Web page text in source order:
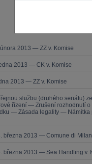
2013 — ZZ v. Komise
2013 — CK v. Komise
2013 — ZZ v. Komise
službu (druhého senátu)
řízení — Zrušení rozhodnutí
— Zásada legality — Námitka
března 2013 — Comune di
března 2013 — Sea Handling v.